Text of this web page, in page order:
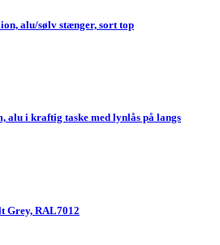
alu/sølv stænger, sort top
alu i kraftig taske med lynlås på langs
Grey, RAL7012